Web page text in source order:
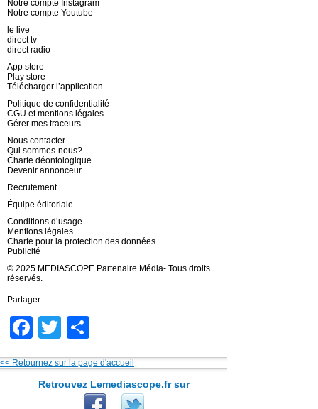
Notre compte Instagram
Notre compte Youtube
le live
direct tv
direct radio
App store
Play store
Télécharger l’application
Politique de confidentialité
CGU et mentions légales
Gérer mes traceurs
Nous contacter
Qui sommes-nous?
Charte déontologique
Devenir annonceur
Recrutement
Équipe éditoriale
Conditions d’usage
Mentions légales
Charte pour la protection des données
Publicité
© 2025 MEDIASCOPE Partenaire Média- Tous droits
réservés.
Partager :
Facebook
Twitter
<< Retournez sur la page d'accueil
Retrouvez Lemediascope.fr sur